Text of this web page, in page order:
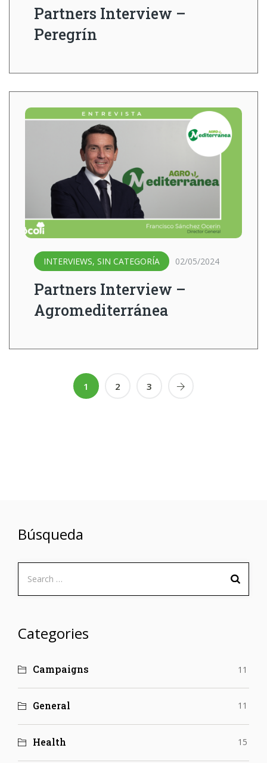
Partners Interview –
Peregrín
INTERVIEWS, SIN CATEGORÍA 02/05/2024
Partners Interview –
Agromediterránea
1 2 3
Búsqueda
Categories
Campaigns 11
General 11
Health 15